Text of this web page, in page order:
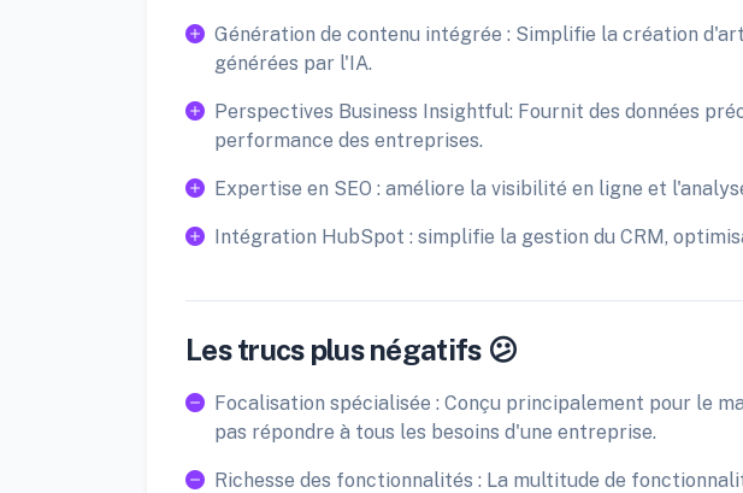
Génération de contenu intégrée : Simplifie la création
générées par l'IA.
Perspectives Business Insightful: Fournit des données
performance des entreprises.
Expertise en SEO : améliore la visibilité en ligne et
Intégration HubSpot : simplifie la gestion du CRM,
Les trucs plus négatifs 😕
Focalisation spécialisée : Conçu principalement pour le
pas répondre à tous les besoins d'une entreprise.
Richesse des fonctionnalités : La multitude de